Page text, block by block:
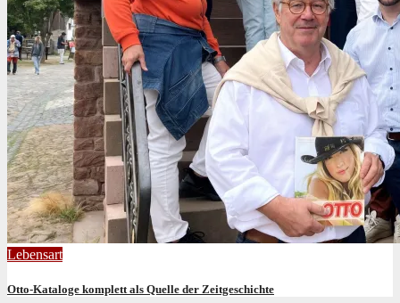
Lebensart
Otto-Kataloge komplett als Quelle der Zeitgeschichte